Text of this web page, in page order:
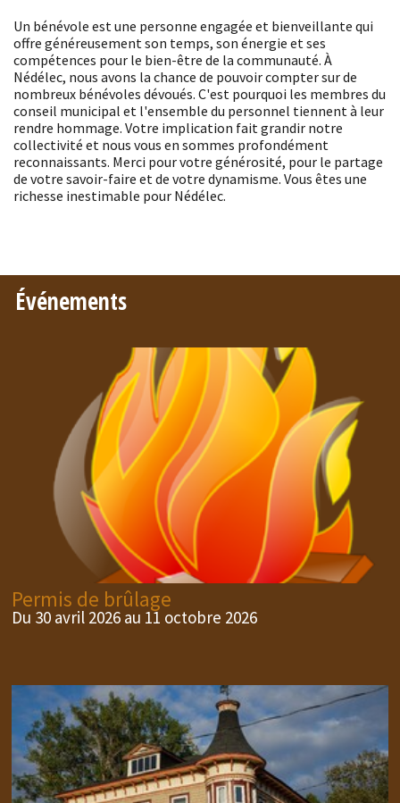
Un bénévole est une personne engagée et bienveillante qui
offre généreusement son temps, son énergie et ses
compétences pour le bien-être de la communauté. À
Nédélec, nous avons la chance de pouvoir compter sur de
nombreux bénévoles dévoués. C'est pourquoi les membres du
conseil municipal et l'ensemble du personnel tiennent à leur
rendre hommage. Votre implication fait grandir notre
collectivité et nous vous en sommes profondément
reconnaissants. Merci pour votre générosité, pour le partage
de votre savoir-faire et de votre dynamisme. Vous êtes une
richesse inestimable pour Nédélec.
Événements
Permis de brûlage
Du 30 avril 2026 au 11 octobre 2026